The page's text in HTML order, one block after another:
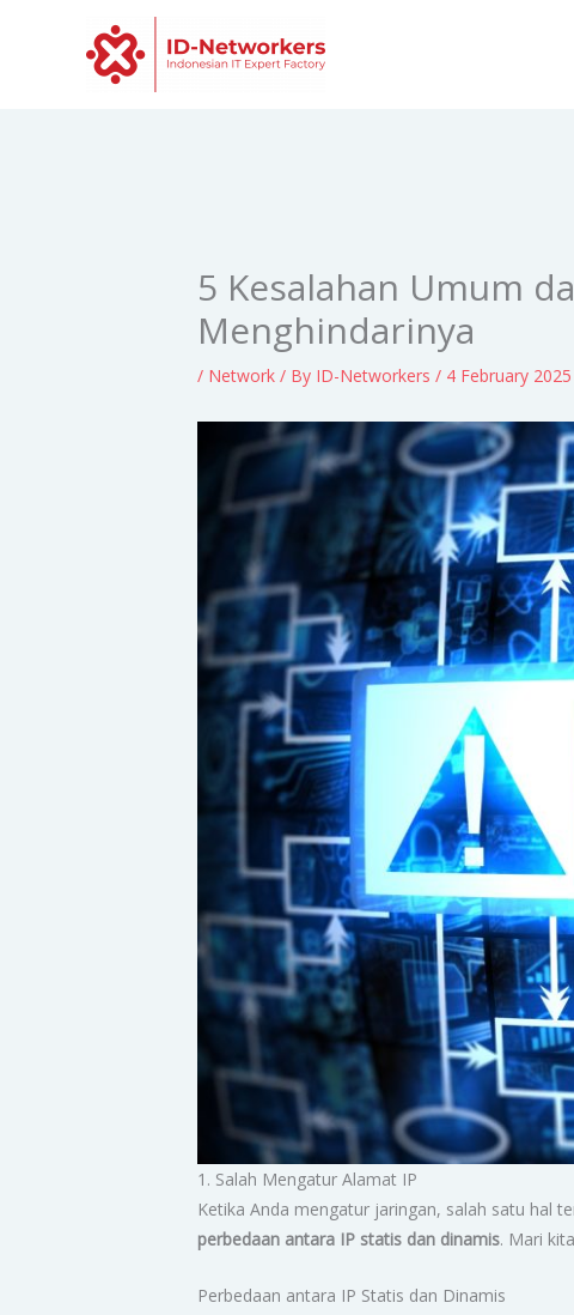
5 Kesalahan Umum
Menghindarinya
/ Network / By ID-Networkers/ 4 February 2025
1. Salah Mengatur Alamat IP
Ketika Anda mengatur jaringan, salah satu hal
perbedaan antara IP statis dan dinamis. Mari
Perbedaan antara IP Statis dan Dinamis